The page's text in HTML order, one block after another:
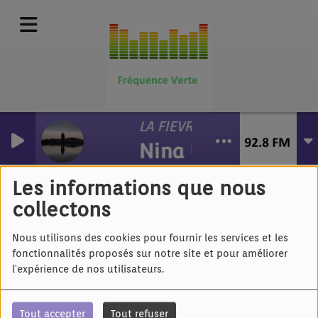
Les informations que nous
collectons
Nous utilisons des cookies pour fournir les services et les
fonctionnalités proposés sur notre site et pour améliorer
l'expérience de nos utilisateurs.
Tout accepter Tout refuser
LA FIEVRE
Nina Uzan
Hervé Kérac - La ronde